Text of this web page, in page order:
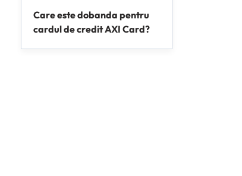
Care este dobanda pentru
cardul de credit AXI Card?